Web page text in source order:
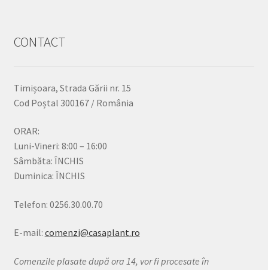
CONTACT
Timișoara, Strada Gării nr. 15
Cod Poștal 300167 / România
ORAR:
Luni-Vineri: 8:00 – 16:00
Sâmbăta: ÎNCHIS
Duminica: ÎNCHIS
Telefon: 0256.30.00.70
E-mail: comenzi@casaplant.ro
Comenzile plasate după ora 14, vor fi procesate în